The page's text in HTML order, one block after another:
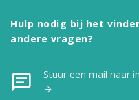
Hulp nodig bij het
andere vragen?
Stuur een mail naar